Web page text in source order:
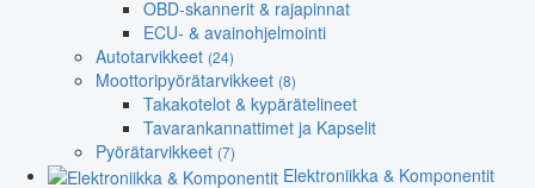
OBD-skannerit & rajapinnat
ECU- & avainohjelmointi
Autotarvikkeet (24)
Moottoripyörätarvikkeet (8)
Takakotelot & kypärätelineet
Tavarankannattimet ja Kapselit
Pyörätarvikkeet (7)
Elektroniikka & Komponentit